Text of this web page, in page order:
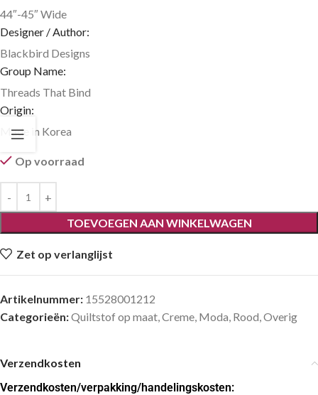
44″-45″ Wide
Designer / Author:
Blackbird Designs
Group Name:
Threads That Bind
Origin:
Made in Korea
Op voorraad
TOEVOEGEN AAN WINKELWAGEN
Zet op verlanglijst
Artikelnummer: 15528001212
Categorieën:Quiltstof op maat,Creme, Moda, Rood,Overig
Verzendkosten
Verzendkosten/verpakking/handelingskosten: